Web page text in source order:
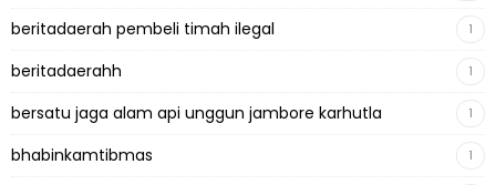
beritadaerah pembeli timah ilegal 1
beritadaerahh 1
bersatu jaga alam api unggun jambore karhutla 1
bhabinkamtibmas 1